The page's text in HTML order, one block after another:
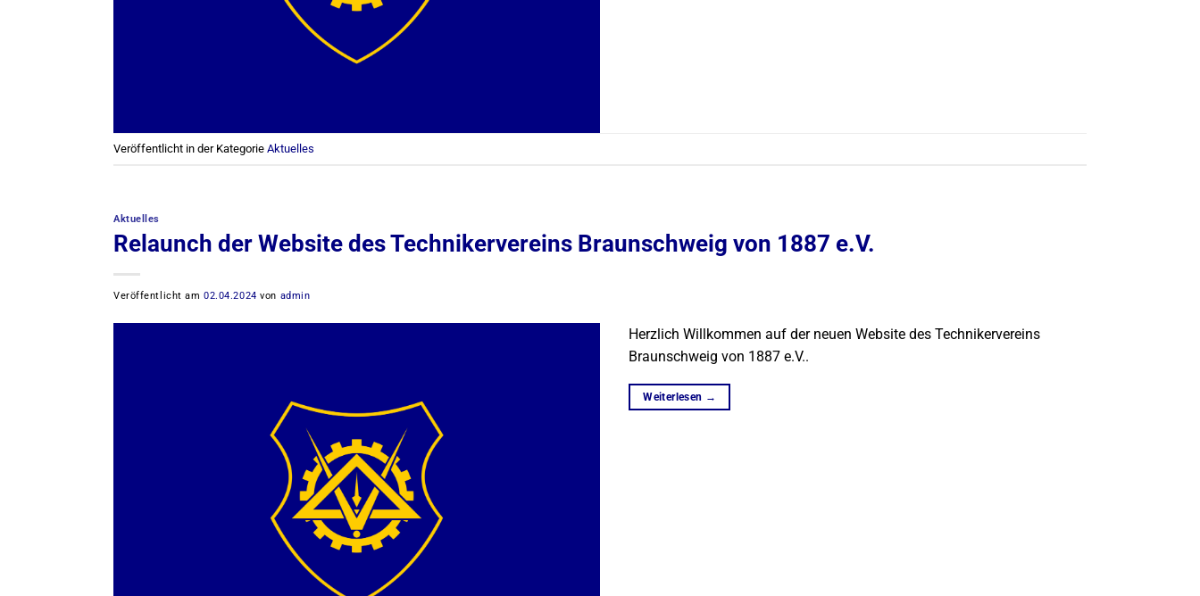
Veröffentlicht in der Kategorie Aktuelles
Aktuelles
Relaunch der Website des Technikervereins Braunschweig von 1887 e.V.
Veröffentlicht am02.04.2024 von admin
Herzlich Willkommen auf der neuen Website des Technikervereins
Braunschweig von 1887 e.V..
Weiterlesen →